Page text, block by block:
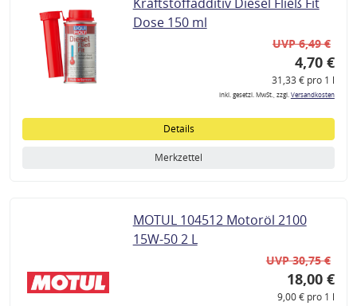
Dose 150 ml
UVP 6,49 €
4,70 €
31,33 € pro 1 l
inkl. gesetzl. MwSt., zzgl.Versandkosten
Details
Merkzettel
MOTUL 104512 Motoröl 2100
15W-50 2 L
UVP 30,75 €
18,00 €
9,00 € pro 1 l